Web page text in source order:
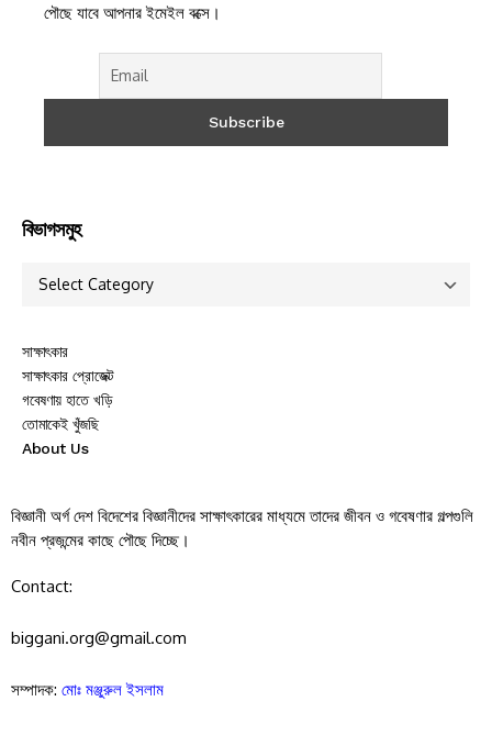
পৌছে যাবে আপনার ইমেইল বক্সে।
বিভাগসমুহ
সাক্ষাৎকার
সাক্ষাৎকার প্রোজেক্ট
গবেষণায় হাতে খড়ি
তোমাকেই খুঁজছি
About Us
বিজ্ঞানী অর্গ দেশ বিদেশের বিজ্ঞানীদের সাক্ষাৎকারের মাধ্যমে তাদের জীবন ও গবেষণার গল্পগুলি
নবীন প্রজন্মের কাছে পৌছে দিচ্ছে।
Contact:
biggani.org@gmail.com
সম্পাদক: মোঃ মঞ্জুরুল ইসলাম